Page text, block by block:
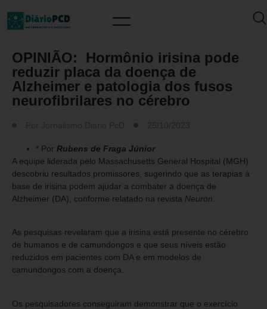
OPINIÃO: Hormônio irisina pode
reduzir placa da doença de
Alzheimer e patologia dos fusos
neurofibrilares no cérebro
* Por Rubens de Fraga Júnior
A equipe liderada pelo Massachusetts General Hospital (MGH)
descobriu resultados promissores, sugerindo que as terapias à
base de irisina podem ajudar a combater a doença de
Alzheimer (DA), conforme relatado na revista Neuron
As pesquisas revelaram que a irisina está presente no cérebro
de humanos e de camundongos e que seus níveis estão
reduzidos em pacientes com DA e em modelos de
camundongos com a doença.
Os pesquisadores conseguiram demonstrar que o exercício